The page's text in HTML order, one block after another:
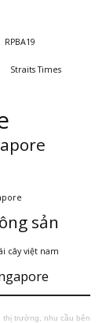
RPBA19
Straits Times
sản
cây việt nam
thị trường, nhu cầu bên